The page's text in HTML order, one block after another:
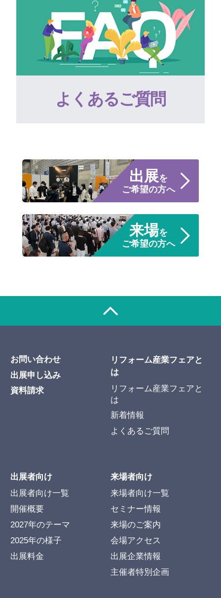
よくあるご質問
出展を
ご希望の方へ
来場を
ご希望の方へ
お問い合わせ
出展申し込み
資料請求
リフォーム産業フェアと
は
リフォーム産業フェアと
は
新着情報
よくあるご質問
出展者向け
出展者向け一覧
開催概要
2027年のテーマ
2025年の様子
出展料金
来場者向け
来場者向け一覧
セミナー情報
来場のご案内
会場アクセス
出展企業情報
主催者特別企画